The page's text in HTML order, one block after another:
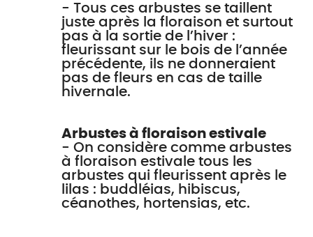
- Tous ces arbustes se taillent
juste après la floraison et surtout
pas à la sortie de l’hiver :
fleurissant sur le bois de l’année
précédente, ils ne donneraient
pas de fleurs en cas de taille
hivernale.
Arbustes à floraison estivale
- On considère comme arbustes
à floraison estivale tous les
arbustes qui fleurissent après le
lilas : buddléias, hibiscus,
céanothes, hortensias, etc.